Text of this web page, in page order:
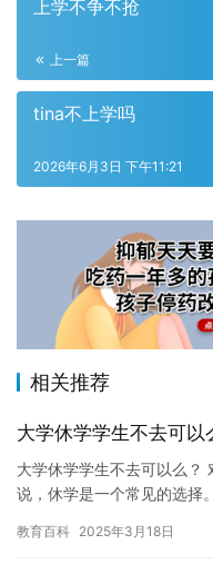
上学不争不抢
上一篇
tina不上学吗
2026年6月3日 下午11:21
相关推荐
大学休学学生不去可以
大学休学学生不去可以么？
说，休学是一个常见的选择
定是…
教育百科 2025年3月18日